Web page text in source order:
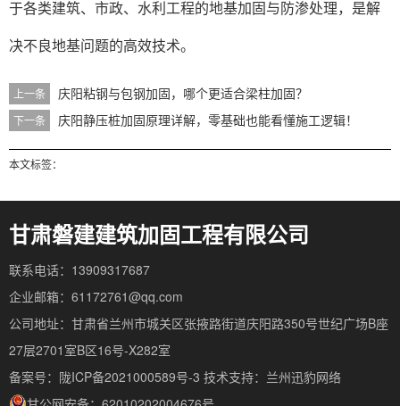
于各类建筑、市政、水利工程的地基加固与防渗处理，是解
决不良地基问题的高效技术。
上一条 庆阳粘钢与包钢加固，哪个更适合梁柱加固？
下一条 庆阳静压桩加固原理详解，零基础也能看懂施工逻辑！
本文标签：
甘肃磐建建筑加固工程有限公司
联系电话：13909317687
企业邮箱：61172761@qq.com
公司地址：甘肃省兰州市城关区张掖路街道庆阳路350号世纪广场B座
27层2701室B区16号-X282室
备案号：陇ICP备2021000589号-3 技术支持： 兰州迅豹网络